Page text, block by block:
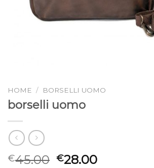
HOME / BORSELLI UOMO
borselli uomo
€45.00 €28.00